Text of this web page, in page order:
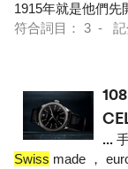
1915年就是他們先
符合詞目： 3 -
...
Swiss made ，